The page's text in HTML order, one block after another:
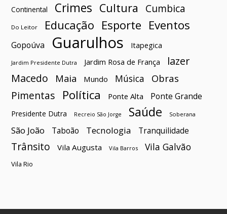
Continental Crimes Cultura Cumbica
Do Leitor Educação Esporte Eventos
Gopoúva Guarulhos Itapegica
Jardim Presidente Dutra Jardim Rosa de França
lazer
Macedo
Maia Mundo Música Obras
Pimentas Política Ponte Alta Ponte Grande
Presidente Dutra Recreio São Jorge Saúde Soberana
São João Taboão Tecnologia Tranquilidade
Trânsito Vila Augusta Vila Barros Vila Galvão
Vila Rio